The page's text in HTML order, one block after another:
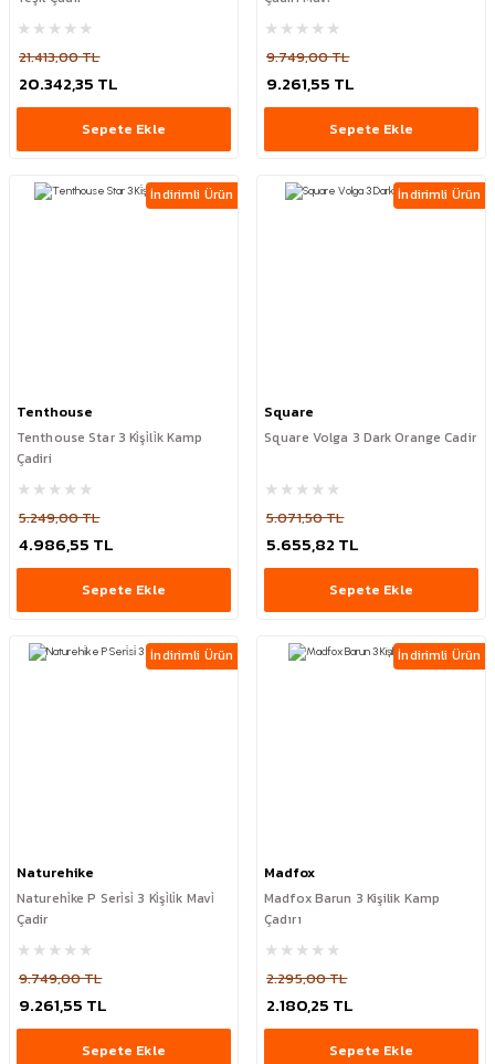
21.413,00 TL
20.342,35 TL
Sepete Ekle
9.749,00 TL
9.261,55 TL
Sepete Ekle
İndirimli Ürün
Tenthouse
Tenthouse Star 3 Ki̇şi̇li̇k Kamp
Çadiri
5.249,00 TL
4.986,55 TL
Sepete Ekle
İndirimli Ürün
Square
Square Volga 3 Dark Orange Cadir
5.071,50 TL
5.655,82 TL
Sepete Ekle
İndirimli Ürün
Naturehike
Naturehi̇ke P Seri̇si̇ 3 Ki̇şi̇li̇k Mavi̇
Çadir
9.749,00 TL
9.261,55 TL
Sepete Ekle
İndirimli Ürün
Madfox
Madfox Barun 3 Kişilik Kamp
Çadırı
2.295,00 TL
2.180,25 TL
Sepete Ekle